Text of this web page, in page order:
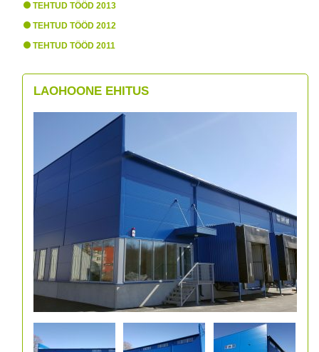
TEHTUD TÖÖD 2013
TEHTUD TÖÖD 2012
TEHTUD TÖÖD 2011
LAOHOONE EHITUS